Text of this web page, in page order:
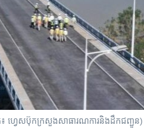
ត៖ ហ្វេសប៊ុកក្រសួងសាធារណការនិងដឹកជញ្ជូន)